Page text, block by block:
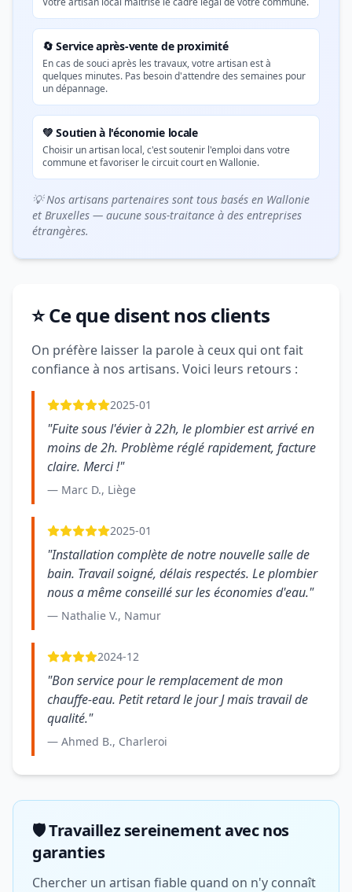
🔄 Service après-vente de proximité
En cas de souci après les travaux, votre artisan est à
quelques minutes. Pas besoin d'attendre des semaines pour
un dépannage.
💚 Soutien à l'économie locale
Choisir un artisan local, c'est soutenir l'emploi dans votre
commune et favoriser le circuit court en Wallonie.
💡 Nos artisans partenaires sont tous basés en Wallonie
et Bruxelles — aucune sous-traitance à des entreprises
étrangères.
⭐ Ce que disent nos clients
On préfère laisser la parole à ceux qui ont fait
confiance à nos artisans. Voici leurs retours :
2025-01
"Fuite sous l'évier à 22h, le plombier est arrivé en
moins de 2h. Problème réglé rapidement, facture
claire. Merci !"
— Marc D., Liège
2025-01
"Installation complète de notre nouvelle salle de
bain. Travail soigné, délais respectés. Le plombier
nous a même conseillé sur les économies d'eau."
— Nathalie V., Namur
2024-12
"Bon service pour le remplacement de mon
chauffe-eau. Petit retard le jour J mais travail de
qualité."
— Ahmed B., Charleroi
🛡️ Travaillez sereinement avec nos
garanties
Chercher un artisan fiable quand on n'y connaît